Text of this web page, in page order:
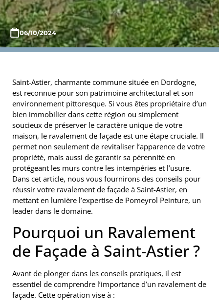
06/10/2024
Saint-Astier, charmante commune située en Dordogne,
est reconnue pour son patrimoine architectural et son
environnement pittoresque. Si vous êtes propriétaire d’un
bien immobilier dans cette région ou simplement
soucieux de préserver le caractère unique de votre
maison, le ravalement de façade est une étape cruciale. Il
permet non seulement de revitaliser l’apparence de votre
propriété, mais aussi de garantir sa pérennité en
protégeant les murs contre les intempéries et l’usure.
Dans cet article, nous vous fournirons des conseils pour
réussir votre ravalement de façade à Saint-Astier, en
mettant en lumière l’expertise de Pomeyrol Peinture, un
leader dans le domaine.
Pourquoi un Ravalement
de Façade à Saint-Astier ?
Avant de plonger dans les conseils pratiques, il est
essentiel de comprendre l’importance d’un ravalement de
façade. Cette opération vise à :